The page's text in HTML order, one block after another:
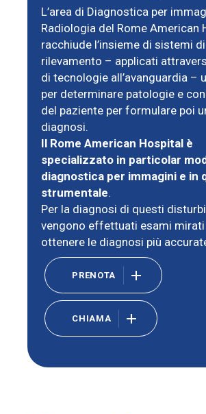
L’area di Diagnostica per
Radiologia del Rome American
racchiude l’insieme di sistemi di
rilevamento – applicati
di tecnologie all’avanguardia –
per determinare patologie e
del paziente per formulare poi
diagnosi.
Il Rome American Hospital è
specializzato in particolar
diagnostica per immagini e in
strumentale.
Per la diagnosi di questi
vengono effettuati esami mirati
ottenere le diagnosi più
PRENOTA
CHIAMA